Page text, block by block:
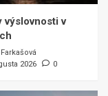
výslovnosti v
2026
0